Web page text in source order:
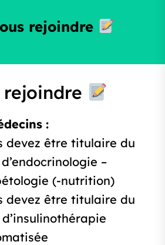
rejoindre
rejoindre
:
devez être titulaire du
d’endocrinologie –
(-nutrition)
devez être titulaire du